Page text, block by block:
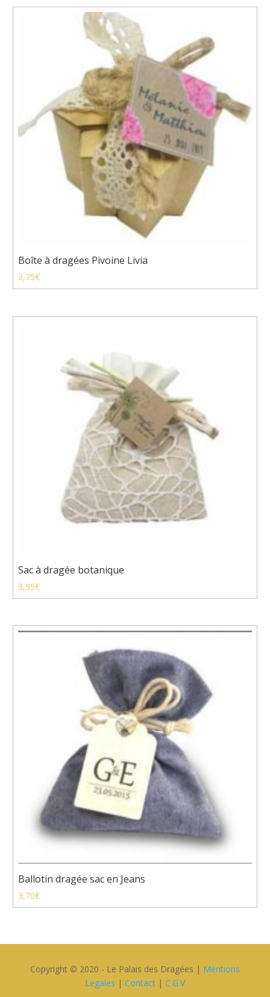
Boîte à dragées Pivoine Livia
3,75€
Sac à dragée botanique
3,95€
Ballotin dragée sac en Jeans
3,70€
Copyright © 2020 - Le Palais des Dragées | Mentions
Legales | Contact| C.G.V